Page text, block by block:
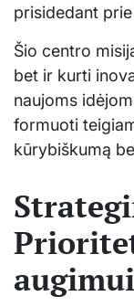
prisidedant
Šio centro
bet ir kurti
naujoms
formuoti
kūrybiškumą
augimui